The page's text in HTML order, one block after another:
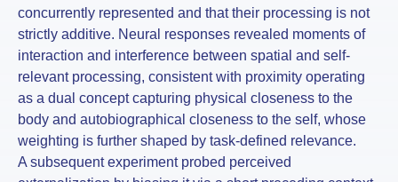
concurrently represented and that their processing is not
strictly additive. Neural responses revealed moments of
interaction and interference between spatial and self-
relevant processing, consistent with proximity operating
as a dual concept capturing physical closeness to the
body and autobiographical closeness to the self, whose
weighting is further shaped by task-defined relevance.
A subsequent experiment probed perceived